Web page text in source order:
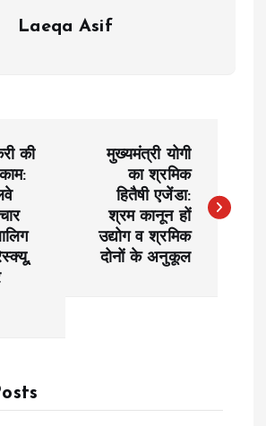
Laeqa Asif
की
मुख्यमंत्री योगी
का श्रमिक
हितैषी एजेंडा:
श्रम कानून हों
उद्योग व श्रमिक
दोनों के अनुकूल